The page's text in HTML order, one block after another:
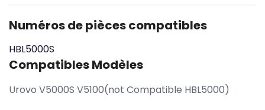
Numéros de pièces compatibles
HBL5000S
Compatibles Modèles
Urovo V5000S V5100(not Compatible HBL5000)